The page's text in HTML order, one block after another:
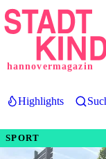
Direkt
zum
hannovermagazin
Highlights
SPORT